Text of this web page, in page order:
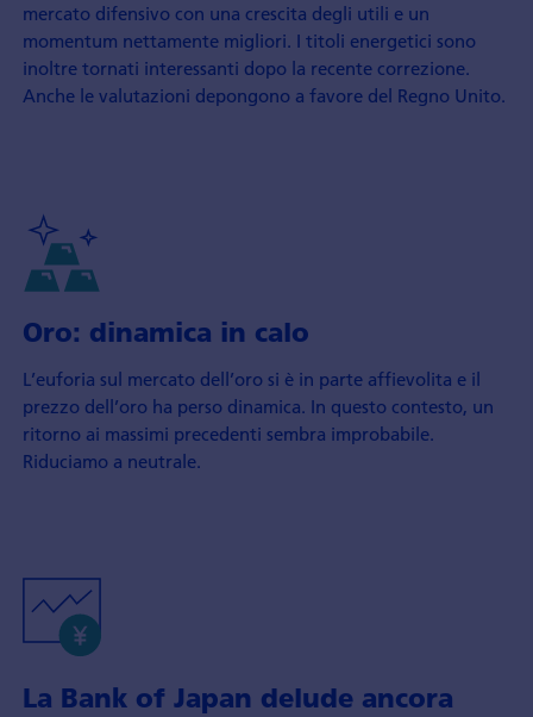
mercato difensivo con una crescita degli utili e un
momentum nettamente migliori. I titoli energetici sono
inoltre tornati interessanti dopo la recente correzione.
Anche le valutazioni depongono a favore del Regno Unito.
Oro: dinamica in calo
L’euforia sul mercato dell’oro si è in parte affievolita e il
prezzo dell’oro ha perso dinamica. In questo contesto, un
ritorno ai massimi precedenti sembra improbabile.
Riduciamo a neutrale.
La Bank of Japan delude ancora